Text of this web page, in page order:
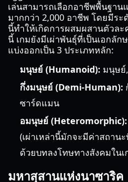
เล่นสามารถเลือกอาชีพพื้นฐา
มากกว่า 2,000 อาชีพ โดยมีระ
นี้ทำให้เกิดการผสมผสานตัวล
นี้ เกมยังมีเผ่าพันธุ์ที่เป็นเอกลั
แบ่งออกเป็น 3 ประเภทหลัก:
มนุษย์ (Humanoid): มนุษย์
กึ่งมนุษย์ (Demi-Human):
ซาร์ดแมน
อมนุษย์ (Heteromorphic):
(เผ่าเหล่านี้มักจะมีค่าสถาน
ด้วยบทลงโทษทางสังคมในเ
มหาสุสานแห่งนาซาริค